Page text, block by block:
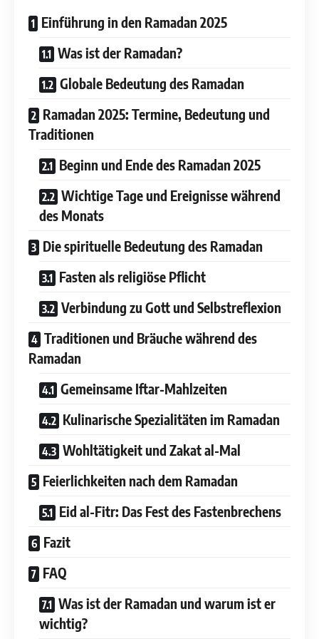
Einführung in den Ramadan 2025
Was ist der Ramadan?
Globale Bedeutung des Ramadan
Ramadan 2025: Termine, Bedeutung und
Traditionen
Beginn und Ende des Ramadan 2025
Wichtige Tage und Ereignisse während
des Monats
Die spirituelle Bedeutung des Ramadan
Fasten als religiöse Pflicht
Verbindung zu Gott und Selbstreflexion
Traditionen und Bräuche während des
Ramadan
Gemeinsame Iftar-Mahlzeiten
Kulinarische Spezialitäten im Ramadan
Wohltätigkeit und Zakat al-Mal
Feierlichkeiten nach dem Ramadan
Eid al-Fitr: Das Fest des Fastenbrechens
Fazit
FAQ
Was ist der Ramadan und warum ist er
wichtig?